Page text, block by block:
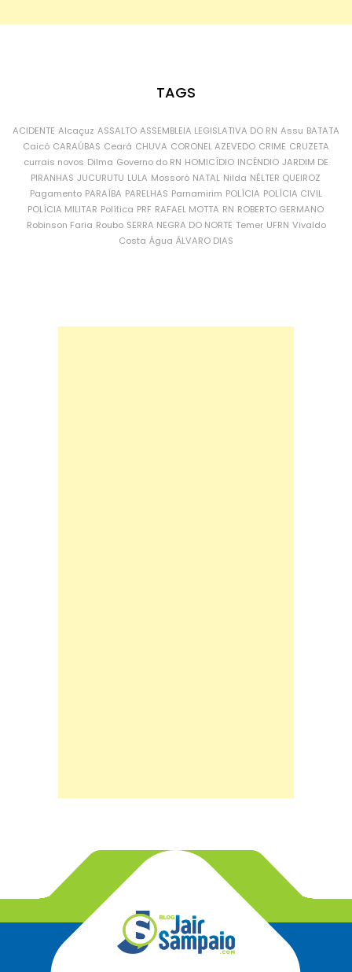
TAGS
ACIDENTE Alcaçuz ASSALTO ASSEMBLEIA LEGISLATIVA DO RN Assu BATATA
Caicó CARAÚBAS Ceará CHUVA CORONEL AZEVEDO CRIME CRUZETA
currais novos Dilma Governo do RN HOMICÍDIO INCÊNDIO JARDIM DE
PIRANHAS JUCURUTU LULA Mossoró NATAL Nilda NÉLTER QUEIROZ
Pagamento PARAÍBA PARELHAS Parnamirim POLÍCIA POLÍCIA CIVIL
POLÍCIA MILITAR Política PRF RAFAEL MOTTA RN ROBERTO GERMANO
Robinson Faria Roubo SERRA NEGRA DO NORTE Temer UFRN Vivaldo
Costa Água ÁLVARO DIAS